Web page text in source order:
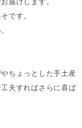
です。
ちょっとした手土産
夫すればさらに喜ば